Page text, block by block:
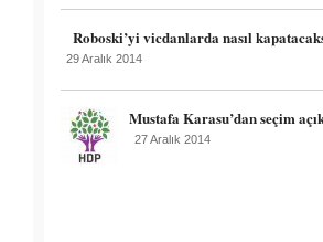
Roboski’yi vicdanlarda nasıl
29 Aralık 2014
Mustafa Karasu’dan seçim
27 Aralık 2014